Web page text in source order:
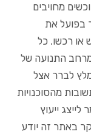
מחויבים
בפועל את
או רכשו. כל
התנועה של
לברר אצל
מהסוכנויות
לייצג ייעוץ
באתר זה יודע